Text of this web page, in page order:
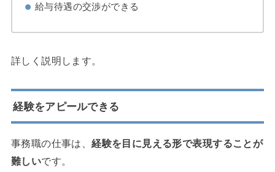
給与待遇の交渉ができる
詳しく説明します。
経験をアピールできる
事務職の仕事は、経験を目に見える形で表現することが
難しいです。